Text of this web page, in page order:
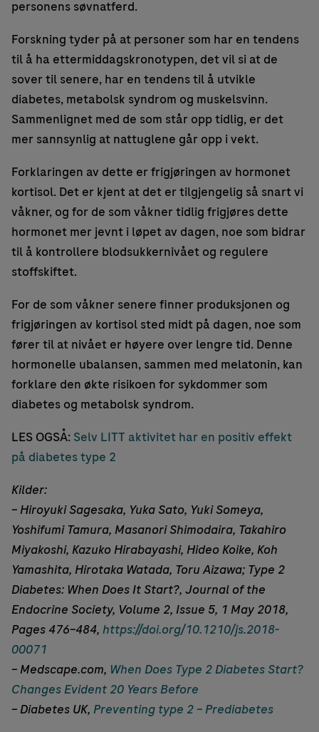
personens søvnatferd.
Forskning tyder på at personer som har en tendens
til å ha ettermiddagskronotypen, det vil si at de
sover til senere, har en tendens til å utvikle
diabetes, metabolsk syndrom og muskelsvinn.
Sammenlignet med de som står opp tidlig, er det
mer sannsynlig at nattuglene går opp i vekt.
Forklaringen av dette er frigjøringen av hormonet
kortisol. Det er kjent at det er tilgjengelig så snart vi
våkner, og for de som våkner tidlig frigjøres dette
hormonet mer jevnt i løpet av dagen, noe som bidrar
til å kontrollere blodsukkernivået og regulere
stoffskiftet.
For de som våkner senere finner produksjonen og
frigjøringen av kortisol sted midt på dagen, noe som
fører til at nivået er høyere over lengre tid. Denne
hormonelle ubalansen, sammen med melatonin, kan
forklare den økte risikoen for sykdommer som
diabetes og metabolsk syndrom.
LES OGSÅ: Selv LITT aktivitet har en positiv effekt
på diabetes type 2
Kilder:
– Hiroyuki Sagesaka, Yuka Sato, Yuki Someya,
Yoshifumi Tamura, Masanori Shimodaira, Takahiro
Miyakoshi, Kazuko Hirabayashi, Hideo Koike, Koh
Yamashita, Hirotaka Watada, Toru Aizawa; Type 2
Diabetes: When Does It Start?, Journal of the
Endocrine Society, Volume 2, Issue 5, 1 May 2018,
Pages 476–484, https://doi.org/10.1210/js.2018-
00071
– Medscape.com, When Does Type 2 Diabetes Start?
Changes Evident 20 Years Before
– Diabetes UK, Preventing type 2 – Prediabetes